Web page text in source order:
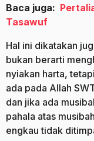
Baca juga:
Tasawuf
Hal ini dikatakan
bukan berarti
nyiakan harta,
ada pada Allah
dan jika ada
pahala atas
engkau tidak